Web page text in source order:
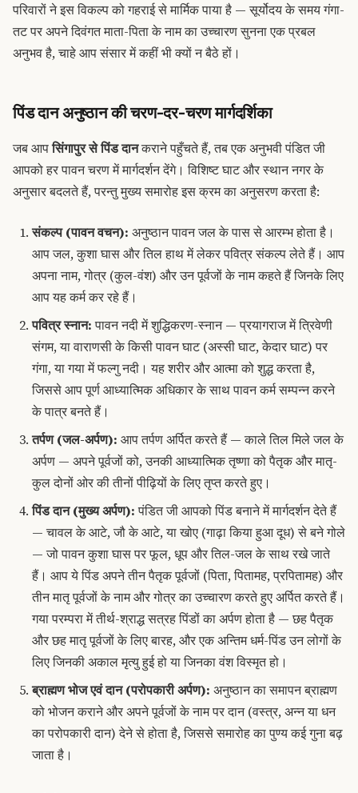
परिवारों ने इस विकल्प को गहराई से मार्मिक पाया है — सूर्योदय के समय गंगा-
तट पर अपने दिवंगत माता-पिता के नाम का उच्चारण सुनना एक प्रबल
अनुभव है, चाहे आप संसार में कहीं भी क्यों न बैठे हों।
पिंड दान अनुष्ठान की चरण-दर-चरण मार्गदर्शिका
जब आपसिंगापुर से पिंड दानकराने पहुँचते हैं, तब एक अनुभवी पंडित जी
आपको हर पावन चरण में मार्गदर्शन देंगे। विशिष्ट घाट और स्थान नगर के
अनुसार बदलते हैं, परन्तु मुख्य समारोह इस क्रम का अनुसरण करता है:
संकल्प (पावन वचन): अनुष्ठान पावन जल के पास से आरम्भ होता है।
आप जल, कुशा घास और तिल हाथ में लेकर पवित्र संकल्प लेते हैं। आप
अपना नाम, गोत्र (कुल-वंश) और उन पूर्वजों के नाम कहते हैं जिनके लिए
आप यह कर्म कर रहे हैं।
पवित्र स्नान:पावन नदी में शुद्धिकरण-स्नान — प्रयागराज में त्रिवेणी
संगम, या वाराणसी के किसी पावन घाट (अस्सी घाट, केदार घाट) पर
गंगा, या गया में फल्गु नदी। यह शरीर और आत्मा को शुद्ध करता है,
जिससे आप पूर्ण आध्यात्मिक अधिकार के साथ पावन कर्म सम्पन्न करने
के पात्र बनते हैं।
तर्पण (जल-अर्पण): आप तर्पण अर्पित करते हैं — काले तिल मिले जल के
अर्पण — अपने पूर्वजों को, उनकी आध्यात्मिक तृष्णा को पैतृक और मातृ-
कुल दोनों ओर की तीनों पीढ़ियों के लिए तृप्त करते हुए।
पिंड दान (मुख्य अर्पण):पंडित जी आपको पिंड बनाने में मार्गदर्शन देते हैं
— चावल के आटे, जौ के आटे, या खोए (गाढ़ा किया हुआ दूध) से बने गोले
— जो पावन कुशा घास पर फूल, धूप और तिल-जल के साथ रखे जाते
हैं। आप ये पिंड अपने तीन पैतृक पूर्वजों (पिता, पितामह, प्रपितामह) और
तीन मातृ पूर्वजों के नाम और गोत्र का उच्चारण करते हुए अर्पित करते हैं।
गया परम्परा में तीर्थ-श्राद्ध सत्रह पिंडों का अर्पण होता है — छह पैतृक
और छह मातृ पूर्वजों के लिए बारह, और एक अन्तिम धर्म-पिंड उन लोगों के
लिए जिनकी अकाल मृत्यु हुई हो या जिनका वंश विस्मृत हो।
ब्राह्मण भोज एवं दान (परोपकारी अर्पण): अनुष्ठान का समापन ब्राह्मण
को भोजन कराने और अपने पूर्वजों के नाम पर दान (वस्त्र, अन्न या धन
का परोपकारी दान) देने से होता है, जिससे समारोह का पुण्य कई गुना बढ़
जाता है।